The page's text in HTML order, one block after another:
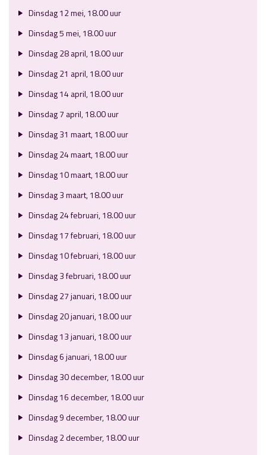
Dinsdag 12 mei, 18.00 uur
Dinsdag 5 mei, 18.00 uur
Dinsdag 28 april, 18.00 uur
Dinsdag 21 april, 18.00 uur
Dinsdag 14 april, 18.00 uur
Dinsdag 7 april, 18.00 uur
Dinsdag 31 maart, 18.00 uur
Dinsdag 24 maart, 18.00 uur
Dinsdag 10 maart, 18.00 uur
Dinsdag 3 maart, 18.00 uur
Dinsdag 24 februari, 18.00 uur
Dinsdag 17 februari, 18.00 uur
Dinsdag 10 februari, 18.00 uur
Dinsdag 3 februari, 18.00 uur
Dinsdag 27 januari, 18.00 uur
Dinsdag 20 januari, 18.00 uur
Dinsdag 13 januari, 18.00 uur
Dinsdag 6 januari, 18.00 uur
Dinsdag 30 december, 18.00 uur
Dinsdag 16 december, 18.00 uur
Dinsdag 9 december, 18.00 uur
Dinsdag 2 december, 18.00 uur